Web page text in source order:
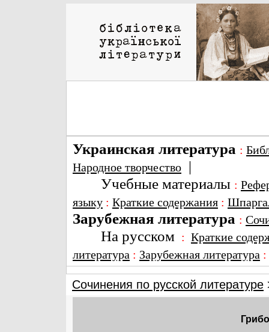
Украинская литература :
Народное творчество |
Учебные материалы :
языку : Краткие содержания :
Зарубежная литература :
На русском : Краткие
литература : Зарубежная литература
Сочинения по русской литературе